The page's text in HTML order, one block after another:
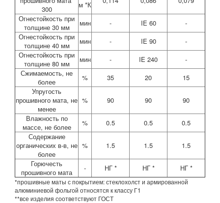
300
м *К
Огнестойкость при
толщине 30 мм
мин - IE 60
-
Огнестойкость при
толщине 40 мм
мин - IE 90
-
Огнестойкость при
толщине 80 мм
мин - IE 240
-
Сжимаемость, не
более
% 35 20
15
Упругость
прошивного мата, не
менее
% 90 90
90
Влажность по
массе, не более
% 0.5 0.5
0.5
Содержание
органических в-в, не
более
% 1.5 1.5
1.5
Горючесть
прошивного мата
- НГ * НГ * НГ *
*прошивные маты с покрытием: стеклохолст и армированной
алюминиевой фольгой относятся к классу Г1
**все изделия соответствуют ГОСТ